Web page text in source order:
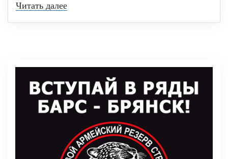
Читать далее